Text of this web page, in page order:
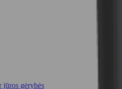
jūros gėrybės